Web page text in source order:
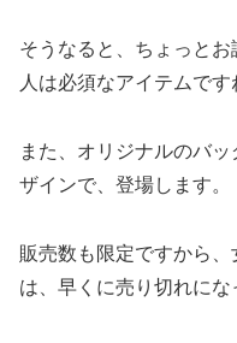
そうなると、ちょっと
人は必須なアイテムです
また、オリジナルのバ
ザインで、登場します。
販売数も限定ですから
は、早くに売り切れにな